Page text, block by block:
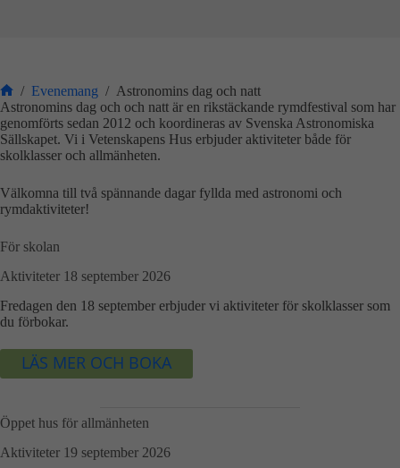
Start
/ Evenemang / Astronomins dag och natt
Astronomins dag och och natt är en rikstäckande rymdfestival som har
genomförts sedan 2012 och koordineras av Svenska Astronomiska
Sällskapet. Vi i Vetenskapens Hus erbjuder aktiviteter både för
skolklasser och allmänheten.
Välkomna till två spännande dagar fyllda med astronomi och
rymdaktiviteter!
För skolan
Aktiviteter 18 september 2026
Fredagen den 18 september erbjuder vi aktiviteter för skolklasser som
du förbokar.
LÄS MER OCH BOKA
Öppet hus för allmänheten
Aktiviteter 19 september 2026